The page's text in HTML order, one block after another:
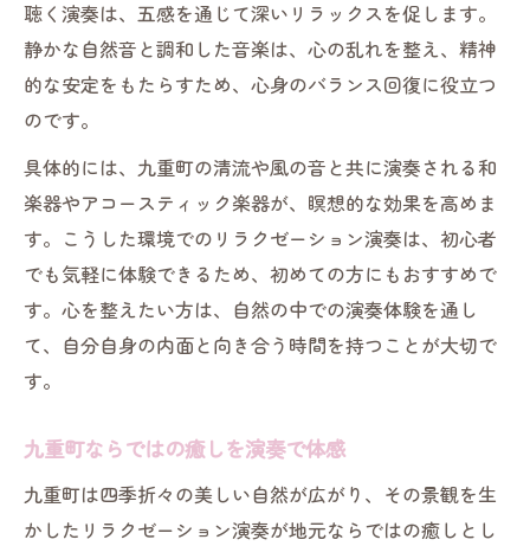
聴く演奏は、五感を通じて深いリラックスを促します。
静かな自然音と調和した音楽は、心の乱れを整え、精神
的な安定をもたらすため、心身のバランス回復に役立つ
のです。
具体的には、九重町の清流や風の音と共に演奏される和
楽器やアコースティック楽器が、瞑想的な効果を高めま
す。こうした環境でのリラクゼーション演奏は、初心者
でも気軽に体験できるため、初めての方にもおすすめで
す。心を整えたい方は、自然の中での演奏体験を通し
て、自分自身の内面と向き合う時間を持つことが大切で
す。
九重町ならではの癒しを演奏で体感
九重町は四季折々の美しい自然が広がり、その景観を生
かしたリラクゼーション演奏が地元ならではの癒しとし